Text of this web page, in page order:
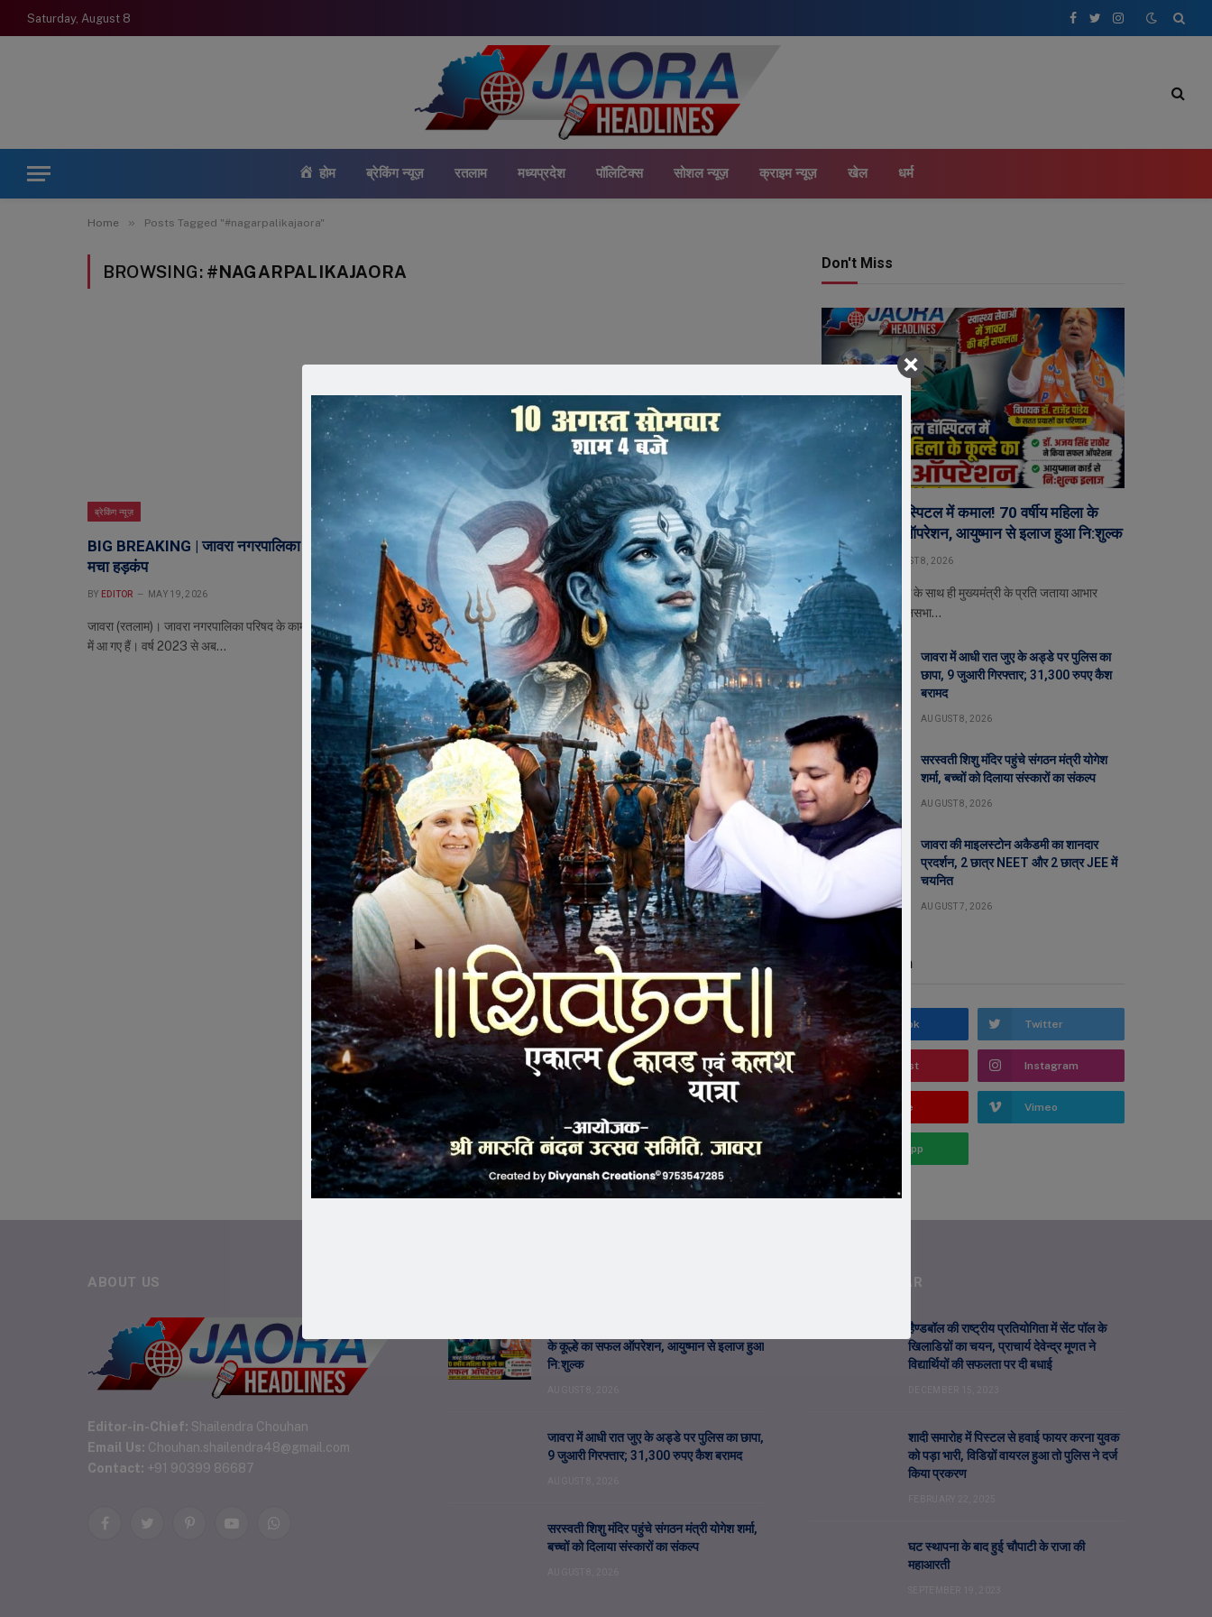
Saturday, August 8
Facebook
TwitterInstagram
होम ब्रेकिंग न्यूज़ रतलाम मध्यप्रदेश पॉलिटिक्स सोशल न्यूज़ क्राइम न्यूज़ खेल धर्म
Home » Posts Tagged "#nagarpalikajaora"
BROWSING: #NAGARPALIKAJAORA
ब्रेकिंग न्यूज़
BIG BREAKING | जावरा नगरपालिका पर EOW का छापा,
मचा हड़कंप
BY EDITOR MAY 19, 2026
जावरा (रतलाम)। जावरा नगरपालिका परिषद के कामकाज अब सीधे जांच के घेरे
में आ गए हैं। वर्ष 2023 से अब…
Don't Miss
जावरा सिविल हॉस्पिटल में कमाल! 70 वर्षीय महिला के
कूल्हे का सफल ऑपरेशन, आयुष्मान से इलाज हुआ नि:शुल्क
EDITOR AUGUST 8, 2026
– परिजनों ने विधायक के साथ ही मुख्यमंंत्री के प्रति जताया आभार
जावरा। जावरा विधानसभा…
जावरा में आधी रात जुए के अड्डे पर पुलिस का
छापा, 9 जुआरी गिरफ्तार; 31,300 रुपए कैश
बरामद
AUGUST 8, 2026
सरस्वती शिशु मंदिर पहुंचे संगठन मंत्री योगेश
शर्मा, बच्चों को दिलाया संस्कारों का संकल्प
AUGUST 8, 2026
जावरा की माइलस्टोन अकैडमी का शानदार
प्रदर्शन, 2 छात्र NEET और 2 छात्र JEE में
चयनित
AUGUST 7, 2026
Stay In Touch
Facebook Twitter
Pinterest Instagram
YouTube Vimeo
WhatsApp
ABOUT US
Editor-in-Chief: Shailendra Chouhan
Email Us: Chouhan.shailendra48@gmail.com
Contact: +91 90399 86687
FacebookTwitterPinterestYouTubeWhatsApp
के कूल्हे का सफल ऑपरेशन, आयुष्मान से इलाज हुआ
नि:शुल्क
जावरा में आधी रात जुए के अड्डे पर पुलिस का छापा,
9 जुआरी गिरफ्तार; 31,300 रुपए कैश बरामद
सरस्वती शिशु मंदिर पहुंचे संगठन मंत्री योगेश शर्मा,
बच्चों को दिलाया संस्कारों का संकल्प
MOST POPULAR
हैण्डबॉल की राष्ट्रीय प्रतियोगिता में सेंट पॉल के
खिलाडिय़ों का चयन, प्राचार्य देवेन्द्र मूणत ने
विद्यार्थियों की सफलता पर दी बधाई
शादी समारोह में पिस्टल से हवाई फायर करना युवक
को पड़ा भारी, विडिय़ों वायरल हुआ तो पुलिस ने दर्ज
किया प्रकरण
घट स्थापना के बाद हुई चौपाटी के राजा की
महाआरती